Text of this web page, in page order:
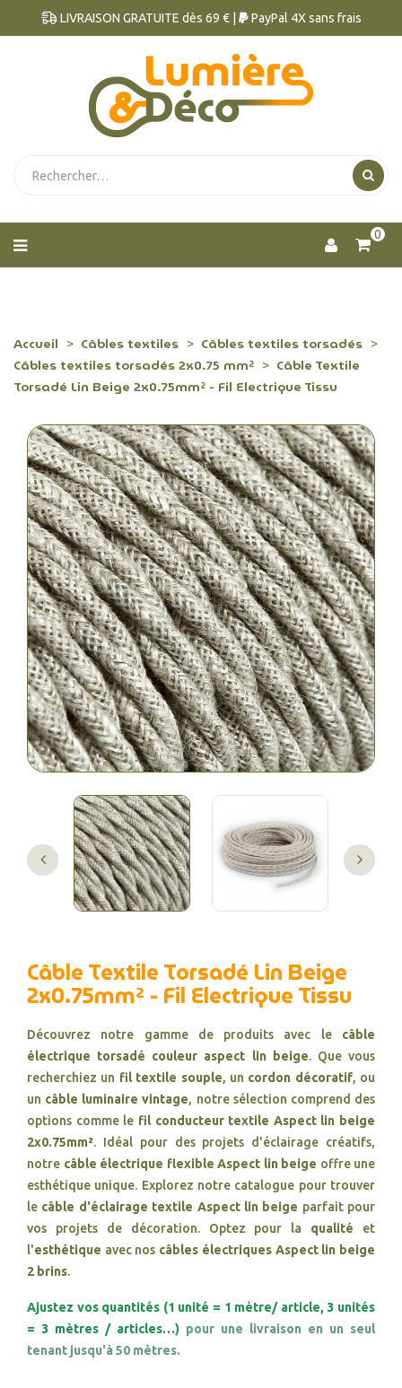
LIVRAISON GRATUITE dès 69 € | PayPal 4X sans frais
0
Accueil Câbles textiles
Câbles textiles torsadés
Câbles textiles torsadés 2x0.75 mm²
Câble Textile
Torsadé Lin Beige 2x0.75mm² - Fil Electrique Tissu
Câble Textile Torsadé Lin Beige
2x0.75mm² - Fil Electrique Tissu
Découvrez notre gamme de produits avec le câble
électrique torsadé couleur aspect lin beige. Que vous
recherchiez un fil textile souple, un cordon décoratif, ou
un câble luminaire vintage, notre sélection comprend des
options comme le fil conducteur textile Aspect lin beige
2x0.75mm². Idéal pour des projets d'éclairage créatifs,
notre câble électrique flexible Aspect lin beige offre une
esthétique unique. Explorez notre catalogue pour trouver
le câble d'éclairage textile Aspect lin beige parfait pour
vos projets de décoration. Optez pour la qualité et
l'esthétique avec nos câbles électriques Aspect lin beige
2 brins.
Ajustez vos quantités (1 unité = 1 mètre/ article, 3 unités
= 3 mètres / articles…) pour une livraison en un seul
tenant jusqu'à 50 mètres.